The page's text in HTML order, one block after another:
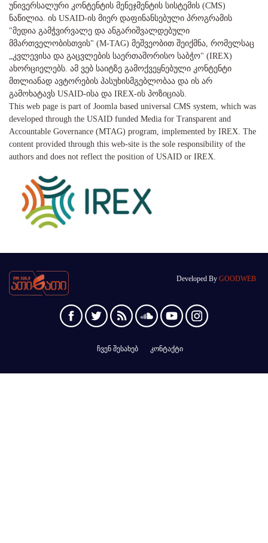
უნივერსალური კონტენტის მენეჯმენტის სისტემის (CMS)
ნაწილია. ის USAID-ის მიერ დაფინანსებული პროგრამის
"მედია გამჭვირვალე და ანგარიშვალდებული
მმართველობისთვის" (M-TAG) მეშვეობით შეიქმნა, რომელსაც
„კვლევისა და გაცვლების საერთაშორისო საბჭო" (IREX)
ახორციელებს. ამ ვებ საიტზე გამოქვეყნებული კონტენტი
მთლიანად ავტორების პასუხისმგებლობაა და ის არ
გამოხატავს USAID-ისა და IREX-ის პოზიციას.
This web page is part of Joomla based universal CMS system, which was
developed through the USAID funded Media for Transparent and
Accountable Governance (MTAG) program, implemented by IREX. The
content provided through this web-site is the sole responsibility of the
authors and does not reflect the position of USAID or IREX.
Developed By GOODWEB
ჩვენ შესახებ კონტაქტი